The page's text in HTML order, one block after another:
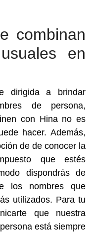
combinan
en
dirigida a brindar
de persona,
con Hina no es
hacer. Además,
de de conocer la
que estés
dispondrás de
los nombres que
utilizados. Para tu
que nuestra
está siempre